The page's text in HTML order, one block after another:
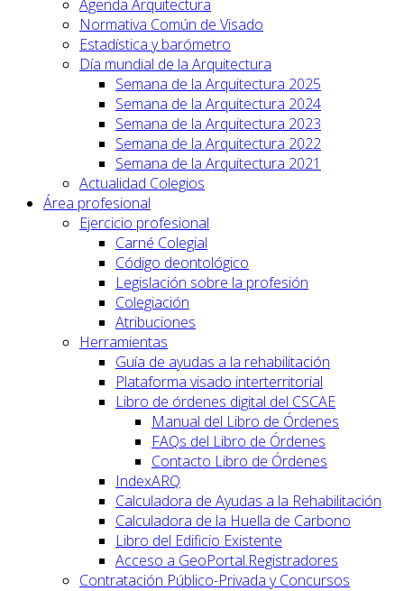
Agenda Arquitectura
Normativa Común de Visado
Estadística y barómetro
Día mundial de la Arquitectura
Semana de la Arquitectura 2025
Semana de la Arquitectura 2024
Semana de la Arquitectura 2023
Semana de la Arquitectura 2022
Semana de la Arquitectura 2021
Actualidad Colegios
Área profesional
Ejercicio profesional
Carné Colegial
Código deontológico
Legislación sobre la profesión
Colegiación
Atribuciones
Herramientas
Guía de ayudas a la rehabilitación
Plataforma visado interterritorial
Libro de órdenes digital del CSCAE
Manual del Libro de Órdenes
FAQs del Libro de Órdenes
Contacto Libro de Órdenes
IndexARQ
Calculadora de Ayudas a la Rehabilitación
Calculadora de la Huella de Carbono
Libro del Edificio Existente
Acceso a GeoPortal.Registradores
Contratación Público-Privada y Concursos